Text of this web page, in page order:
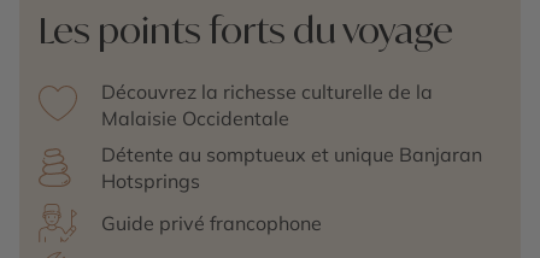
Les points forts du voyage
Découvrez la richesse culturelle de la
Malaisie Occidentale
Détente au somptueux et unique Banjaran
Hotsprings
Guide privé francophone